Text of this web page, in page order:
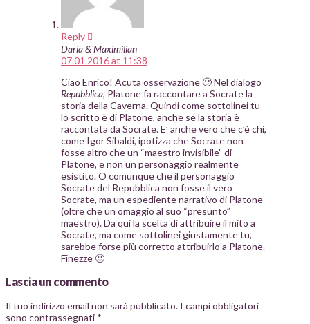
Reply
Daria & Maximilian
07.01.2016 at 11:38
Ciao Enrico! Acuta osservazione 🙂 Nel dialogo
Repubblica, Platone fa raccontare a Socrate la
storia della Caverna. Quindi come sottolinei tu
lo scritto è di Platone, anche se la storia è
raccontata da Socrate. E’ anche vero che c’è chi,
come Igor Sibaldi, ipotizza che Socrate non
fosse altro che un “maestro invisibile” di
Platone, e non un personaggio realmente
esistito. O comunque che il personaggio
Socrate del Repubblica non fosse il vero
Socrate, ma un espediente narrativo di Platone
(oltre che un omaggio al suo “presunto”
maestro). Da qui la scelta di attribuire il mito a
Socrate, ma come sottolinei giustamente tu,
sarebbe forse più corretto attribuirlo a Platone.
Finezze 🙂
Lascia un commento
Il tuo indirizzo email non sarà pubblicato. I campi obbligatori
sono contrassegnati *